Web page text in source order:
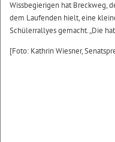
Wissbegierigen hat Breckweg,
dem Laufenden hielt, eine
Schülerrallyes gemacht. „Die
[Foto: Kathrin Wiesner,